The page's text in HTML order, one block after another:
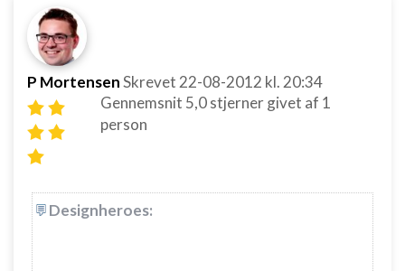
P MortensenSkrevet 22-08-2012 kl. 20:34
Gennemsnit 5,0stjerner givet af 1
person
Designheroes: